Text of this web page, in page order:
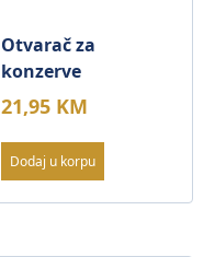
Otvarač za
konzerve
21,95 KM
Dodaj u korpu